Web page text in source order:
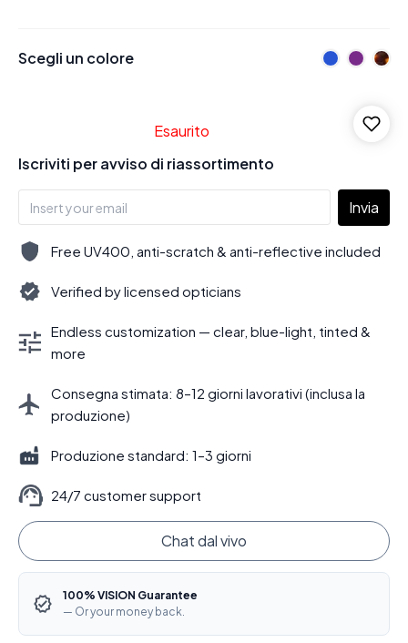
Scegli un colore
Esaurito
Iscriviti per avviso di riassortimento
Invia
Free UV400, anti-scratch & anti-reflective included
Verified by licensed opticians
Endless customization — clear, blue-light, tinted &
more
Consegna stimata: 8–12 giorni lavorativi (inclusa la
produzione)
Produzione standard: 1–3 giorni
24/7 customer support
Chat dal vivo
100% VISION Guarantee
— Or your money back.